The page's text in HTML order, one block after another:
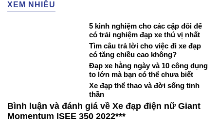
XEM NHIỀU
5 kinh nghiệm cho các cặp đôi để
có trải nghiệm đạp xe thú vị nhất
Tìm câu trả lời cho việc đi xe đạp
có tăng chiều cao không?
Đạp xe hằng ngày và 10 công dụng
to lớn mà bạn có thể chưa biết
Xe đạp thể thao và đời sống tinh
thần
Bình luận và đánh giá về Xe đạp điện nữ Giant
Momentum ISEE 350 2022***